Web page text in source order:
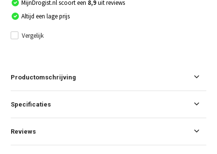
MijnDrogist.nl scoort een 8,9uit reviews
Altijd een lage prijs
Vergelijk
Productomschrijving
Specificaties
Reviews